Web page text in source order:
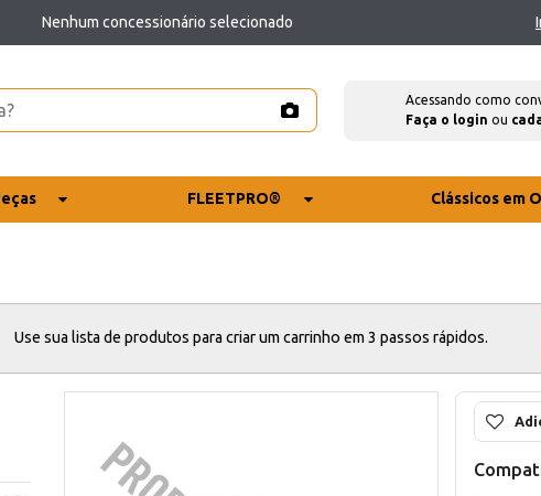
Nenhum concessionário selecionado
Acessando como
Faça o login ou
FLEETPRO® Clássicos em
Use sua lista de produtos para criar um carrinho em 3 passos rápidos.